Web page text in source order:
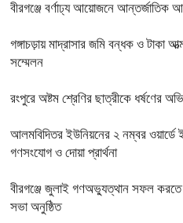
বীরগঞ্জে বর্ণাঢ্য আয়োজনে আন্তর্জাতিক
গঙ্গাচড়ায় মাদ্রাসার জমি বন্ধক ও টাকা
সম্মেলন
রংপুরে অষ্টম শ্রেণির ছাত্রীকে ধর্ষণের
আলমবিদিতর ইউনিয়নের ২ নম্বর ওয়ার্ডে
গণসংযোগ ও দোয়া প্রার্থনা
বীরগঞ্জে জুলাই গণঅভ্যুত্থান সফল
সভা অনুষ্ঠিত